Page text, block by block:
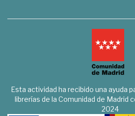
Esta actividad ha recibido una ayuda
librerías de la Comunidad de Madrid
2024